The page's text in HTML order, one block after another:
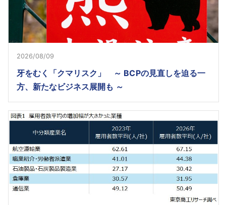
2026/08/09
牙をむく「クマリスク」 ～ BCPの見直しを迫る一
方、新たなビジネス展開も ～